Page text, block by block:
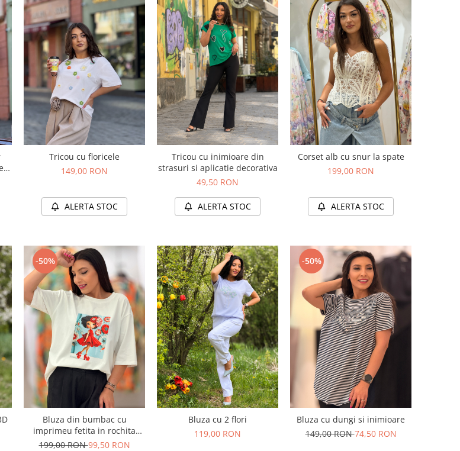
Tricou cu floricele
149,00 RON
ALERTA STOC
Tricou cu inimioare din
strasuri si aplicatie decorativa
49,50 RON
ALERTA STOC
Corset alb cu snur la spate
199,00 RON
ALERTA STOC
-50%
Bluza din bumbac cu
imprimeu fetita in rochita
rosie
199,00 RON99,50 RON
Bluza cu 2 flori
119,00 RON
-50%
Bluza cu dungi si inimioare
149,00 RON74,50 RON